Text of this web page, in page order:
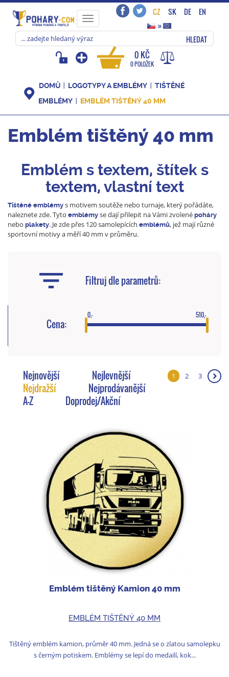
Toggle
navigation
CZ SK DE
EN
»
HLEDAT
0 KČ
0 POLOŽEK
DOMŮ LOGOTYPY A EMBLÉMY
TIŠTĚNÉ
EMBLÉMY
EMBLÉM TIŠTĚNÝ 40 MM
Emblém tištěný 40 mm
Emblém s textem, štítek s
textem, vlastní text
Tištěné emblémy s motivem soutěže nebo turnaje, který pořádáte,
naleznete zde. Tyto emblémy se dají přilepit na Vámi zvolené poháry
nebo plakety. Je zde přes 120 samolepících emblémů, jež mají různé
sportovní motivy a měří 40 mm v průměru.
Filtruj dle parametrů:
Cena:
0,- 510,-
1 2 3 ❯
Nejnovější
Nejlevnější
Nejdražší
Nejprodávanější
A-Z
Doprodej/Akční
Emblém tištěný Kamion 40 mm
EMBLÉM TIŠTĚNÝ 40 MM
Tištěný emblém kamion, průměr 40 mm. Jedná se o zlatou samolepku
s černým potiskem. Emblémy se lepí do medailí, kok...